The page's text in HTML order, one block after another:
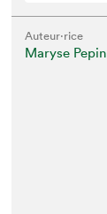
Auteur·rice
Maryse Pepin